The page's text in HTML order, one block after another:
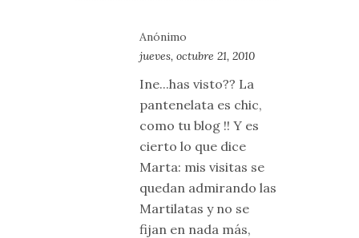
Anónimo
jueves, octubre 21, 2010
Ine...has visto?? La
pantenelata es chic,
como tu blog !! Y es
cierto lo que dice
Marta: mis visitas se
quedan admirando las
Martilatas y no se
fijan en nada más,